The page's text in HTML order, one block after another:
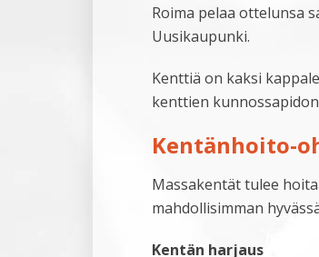
Roima pelaa ottelunsa
Uusikaupunki.
Kenttiä on kaksi
kenttien
Kentänhoito-
Massakentät tulee
mahdollisimman
Kentän harjaus